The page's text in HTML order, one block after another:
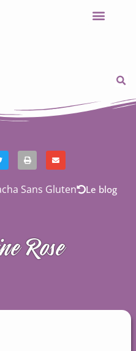
Sans Gluten Le blog
Rose